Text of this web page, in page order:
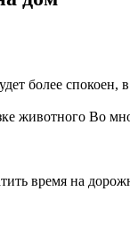
более спокоен,
животного Во
время на